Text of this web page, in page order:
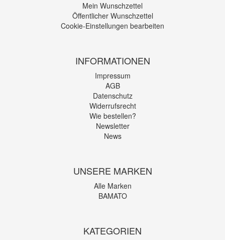
Mein Wunschzettel
Öffentlicher Wunschzettel
Cookie-Einstellungen bearbeiten
INFORMATIONEN
Impressum
AGB
Datenschutz
Widerrufsrecht
Wie bestellen?
Newsletter
News
UNSERE MARKEN
Alle Marken
BAMATO
KATEGORIEN